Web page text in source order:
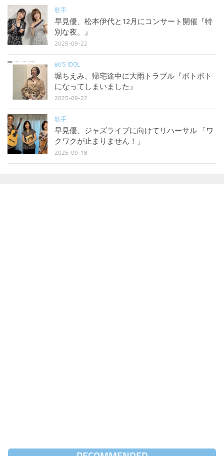
歌手
早見優、松本伊代と12月にコンサート開催『特
別な夜。』
2025-09-22
80'S IDOL
堀ちえみ、帰宅途中に大雨トラブル『ボトボト
になってしまいました』
2025-09-22
歌手
早見優、ジャズライブに向けてリハーサル 「ワ
クワクが止まりません！」
2025-09-18